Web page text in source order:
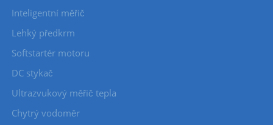
Inteligentní měřič
Lehký předkrm
Softstartér motoru
DC stykač
Ultrazvukový měřič tepla
Chytrý vodoměr